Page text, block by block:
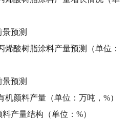
预测
烯酸树脂涂料产量预测（单位：
预测
机颜料产量（单位：万吨，%）
产量结构（单位：%）